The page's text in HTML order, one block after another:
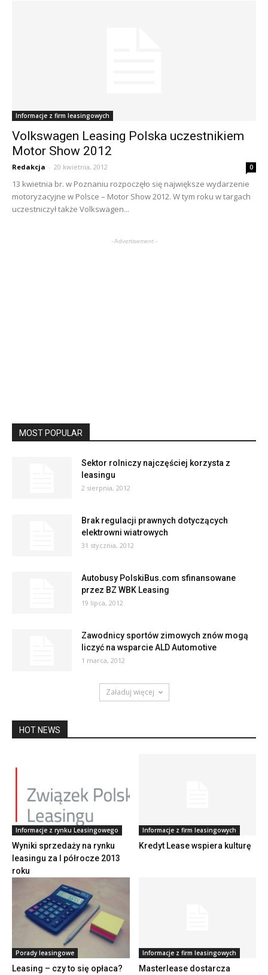
Informacje z firm leasingowych
Volkswagen Leasing Polska uczestnikiem
Motor Show 2012
Redakcja - 20 kwietnia, 2012 0
13 kwietnia br. w Poznaniu rozpoczęło się największe wydarzenie
motoryzacyjne w Polsce – Motor Show 2012. W tym roku w targach
uczestniczył także Volkswagen...
- Advertisement -
MOST POPULAR
Sektor rolniczy najczęściej korzysta z
leasingu
2 sierpnia, 2012
Brak regulacji prawnych dotyczących
elektrowni wiatrowych
31 stycznia, 2012
Autobusy PolskiBus.com sfinansowane
przez BZ WBK Leasing
19 lipca, 2012
Zawodnicy sportów zimowych znów mogą
liczyć na wsparcie ALD Automotive
1 marca, 2012
Załaduj więcej
HOT NEWS
Informacje z rynku Leasingowego
Wyniki sprzedaży na rynku
leasingu za I półrocze 2013
roku
Informacje z firm leasingowych
Kredyt Lease wspiera kulturę
Porady leasingowe
Leasing – czy to się opłaca?
Informacje z firm leasingowych
Masterlease dostarcza